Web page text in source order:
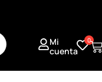
Mi
cuenta
0